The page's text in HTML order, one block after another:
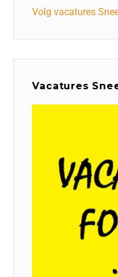
Volg vacatures
Vacatures